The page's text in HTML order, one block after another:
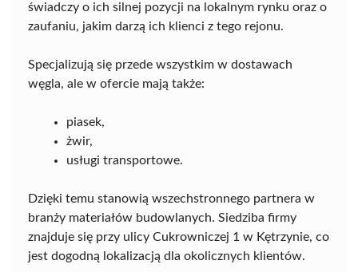
świadczy o ich silnej pozycji na lokalnym rynku oraz o
zaufaniu, jakim darzą ich klienci z tego rejonu.
Specjalizują się przede wszystkim w dostawach
węgla, ale w ofercie mają także:
piasek,
żwir,
usługi transportowe.
Dzięki temu stanowią wszechstronnego partnera w
branży materiałów budowlanych. Siedziba firmy
znajduje się przy ulicy Cukrowniczej 1 w Kętrzynie, co
jest dogodną lokalizacją dla okolicznych klientów.